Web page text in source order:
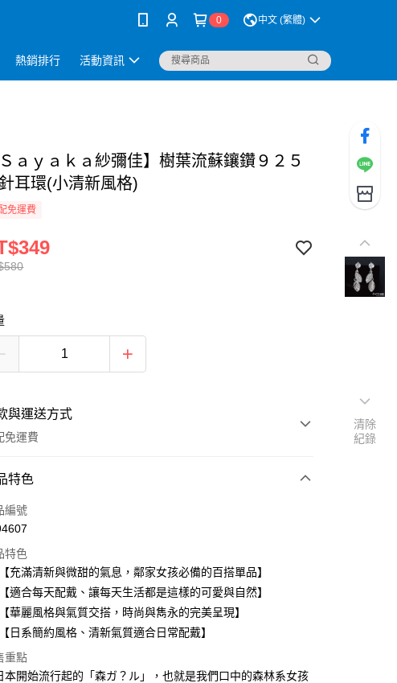
0 中文 (繁體)
熱銷排行 活動資訊
Ｓａｙａｋａ紗彌佳】樹葉流蘇鑲鑽９２５
耳環(小清新風格)
免運費
與運送方式
免運費
方式
線上支付
方式
宅配-活動商品
費
宅配-常溫商品
費
特色
編號
特色
【充滿清新與微甜的氣息，鄰家女孩必備的百搭單品】
【適合每天配戴、讓每天生活都是這樣的可愛與自然】
【華麗風格與氣質交搭，時尚與雋永的完美呈現】
【日系簡約風格、清新氣質適合日常配戴】
重點
本開始流行起的「森ガ？ル」，也就是我們口中的森林系女孩
清除
紀錄